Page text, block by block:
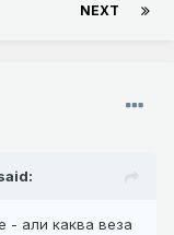
NEXT
- али каква веза